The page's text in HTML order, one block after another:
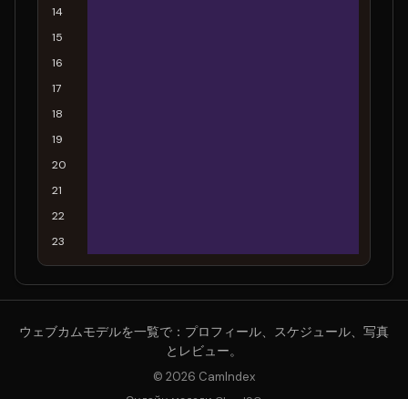
14
15
16
17
18
19
20
21
22
23
ウェブカムモデルを一覧で：プロフィール、スケジュール、写真
とレビュー。
© 2026 CamIndex